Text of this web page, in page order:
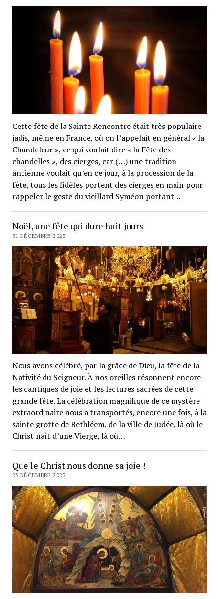
Cette fête de la Sainte Rencontre était très populaire
jadis, même en France, où on l’appelait en général « la
Chandeleur », ce qui voulait dire « la Fête des
chandelles », des cierges, car (…) une tradition
ancienne voulait qu’en ce jour, à la procession de la
fête, tous les fidèles portent des cierges en main pour
rappeler le geste du vieillard Syméon portant…
Noël, une fête qui dure huit jours
31 DÉCEMBRE 2023
Nous avons célébré, par la grâce de Dieu, la fête de la
Nativité du Seigneur. À nos oreilles résonnent encore
les cantiques de joie et les lectures sacrées de cette
grande fête. La célébration magnifique de ce mystère
extraordinaire nous a transportés, encore une fois, à la
sainte grotte de Bethléem, de la ville de Judée, là où le
Christ naît d’une Vierge, là où…
Que le Christ nous donne sa joie !
25 DÉCEMBRE 2023